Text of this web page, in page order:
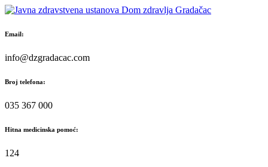
Skip
content
Email:
info@dzgradacac.com
Broj telefona:
035 367 000
Hitna medicinska pomoć:
124